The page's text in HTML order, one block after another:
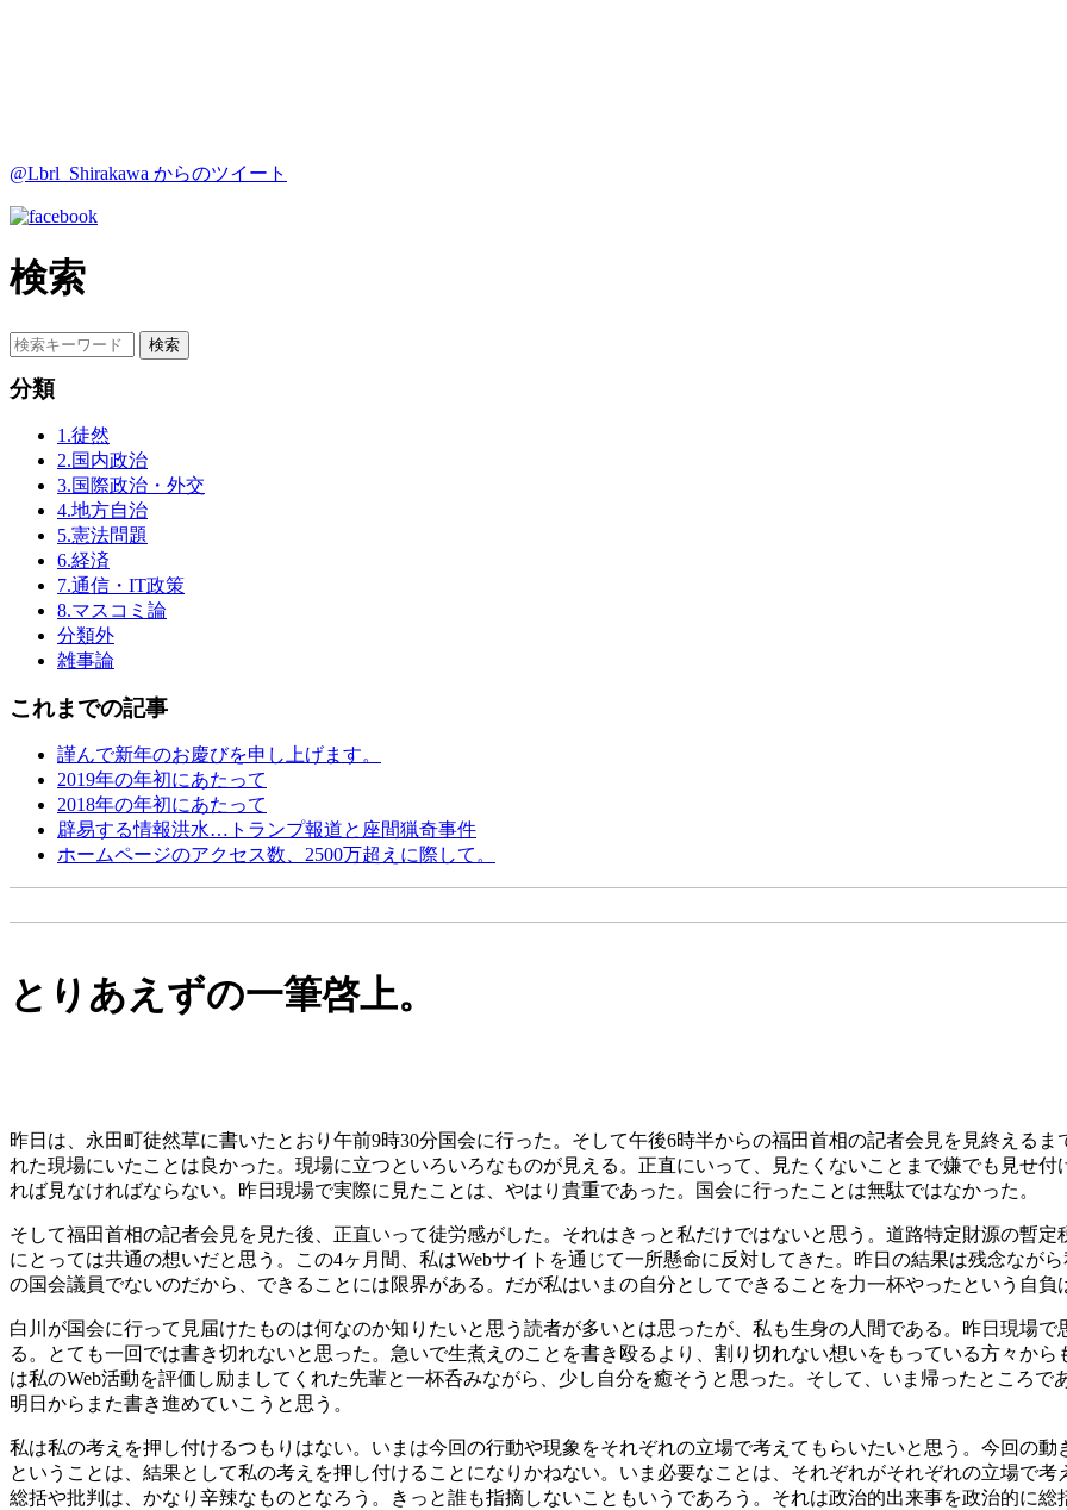
@Lbrl_Shirakawa からのツイート
検索
分類
1.徒然
2.国内政治
3.国際政治・外交
4.地方自治
5.憲法問題
6.経済
7.通信・IT政策
8.マスコミ論
分類外
雑事論
これまでの記事
謹んで新年のお慶びを申し上げます。
2019年の年初にあたって
2018年の年初にあたって
辟易する情報洪水…トランプ報道と座間猟奇事件
ホームページのアクセス数、2500万超えに際して。
とりあえずの一筆啓上。
昨日は、永田町徒然草に書いたとおり午前9時30分国会に行った。そして午後6時半からの福田首相の記者会見を見終える
れた現場にいたことは良かった。現場に立つといろいろなものが見える。正直にいって、見たくないことまで嫌でも見せ
れば見なければならない。昨日現場で実際に見たことは、やはり貴重であった。国会に行ったことは無駄ではなかった。
そして福田首相の記者会見を見た後、正直いって徒労感がした。それはきっと私だけではないと思う。道路特定財源の暫
にとっては共通の想いだと思う。この4ヶ月間、私はWebサイトを通じて一所懸命に反対してきた。昨日の結果は残念なが
の国会議員でないのだから、できることには限界がある。だが私はいまの自分としてできることを力一杯やったという自負
白川が国会に行って見届けたものは何なのか知りたいと思う読者が多いとは思ったが、私も生身の人間である。昨日現場
る。とても一回では書き切れないと思った。急いで生煮えのことを書き殴るより、割り切れない想いをもっている方々か
は私のWeb活動を評価し励ましてくれた先輩と一杯呑みながら、少し自分を癒そうと思った。そして、いま帰ったところで
明日からまた書き進めていこうと思う。
私は私の考えを押し付けるつもりはない。いまは今回の行動や現象をそれぞれの立場で考えてもらいたいと思う。今回の
ということは、結果として私の考えを押し付けることになりかねない。いま必要なことは、それぞれがそれぞれの立場で
総括や批判は、かなり辛辣なものとなろう。きっと誰も指摘しないこともいうであろう。それは政治的出来事を政治的に総